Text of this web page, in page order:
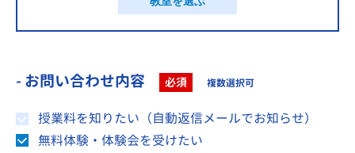
- お問い合わせ内容 必須 複数選択可
授業料を知りたい（自動返信メールでお知らせ）
無料体験・体験会を受けたい